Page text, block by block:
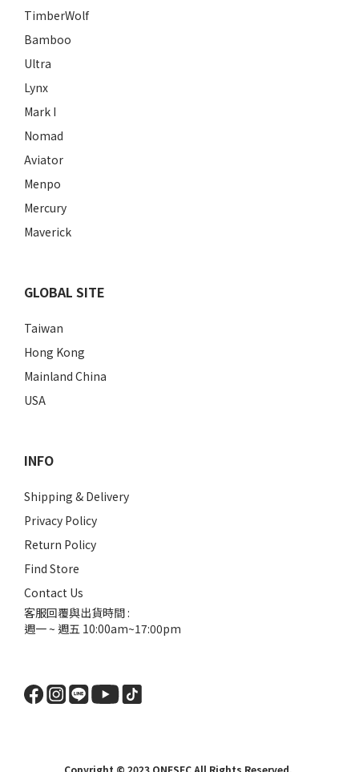
TimberWolf
Bamboo
Ultra
Lynx
Mark I
Nomad
Aviator
Menpo
Mercury
Maverick
GLOBAL SITE
Taiwan
Hong Kong
Mainland China
USA
INFO
Shipping & Delivery
Privacy Policy
Return Policy
Find Store
Contact Us
客服回覆與出貨時間 :
週一 ~ 週五 10:00am~17:00pm
Copyright © 2023 ONESEC All Rights Reserved.